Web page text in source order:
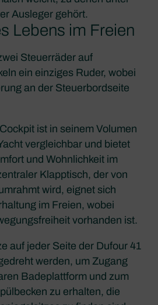
Ausleger gehört.
Lebens im Freien
Steuerräder auf
ein einziges Ruder, wobei
an der Steuerbordseite
ist in seinem Volumen
vergleichbar und bietet
und Wohnlichkeit im
Klapptisch, der von
wird, eignet sich
im Freien, wobei
vorhanden ist.
auf jeder Seite der Dufour 41
werden, um Zugang
Badeplattform und zum
zu erhalten, die